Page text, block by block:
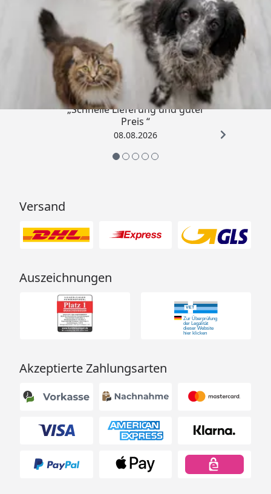
Trusted Shops
4,73/ 5
„Schnelle Lieferung und guter
Preis “
08.08.2026
Versand
Auszeichnungen
Akzeptierte Zahlungsarten